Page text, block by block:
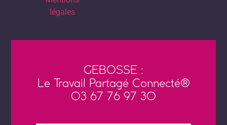
légales
GEBOSSE :
Le Travail Partagé Connecté®
03 67 76 97 30